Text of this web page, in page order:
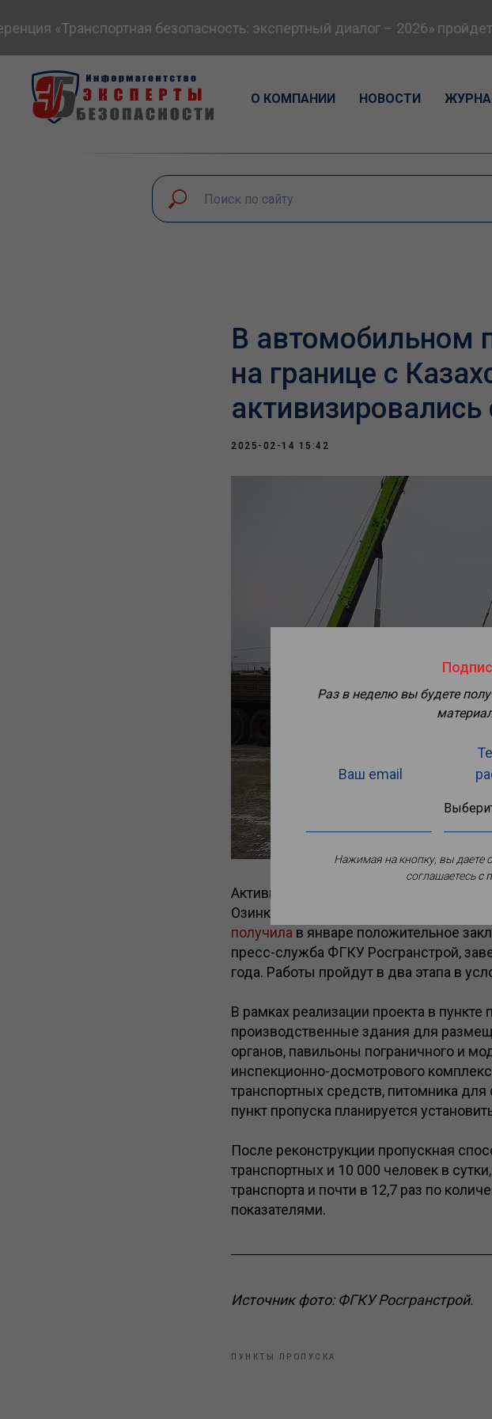
«Транспортная безопасность: экспертный диалог – 2026» пройдет
О КОМПАНИИ НОВОСТИ
В автомобильном
на границе с
2025-02-14 15:42
Активная фаза строительно-
Озинки на границе с Казахстаном. Это
получила в январе положительное
пресс-служба ФГКУ Росгранстрой,
года. Работы пройдут в два этапа в
В рамках реализации проекта в
производственные здания для
органов, павильоны пограничного и
инспекционно-досмотрового
транспортных средств, питомника
пункт пропуска планируется
После реконструкции пропускная
транспортных и 10 000 человек в
транспорта и почти в 12,7 раз по
показателями.
Источник фото: ФГКУ Росгранстрой.
ПУНКТЫ ПРОПУСКА
Раз в неделю вы будете
Ваш email
Нажимая на кнопку, вы даете
соглашаетесьc